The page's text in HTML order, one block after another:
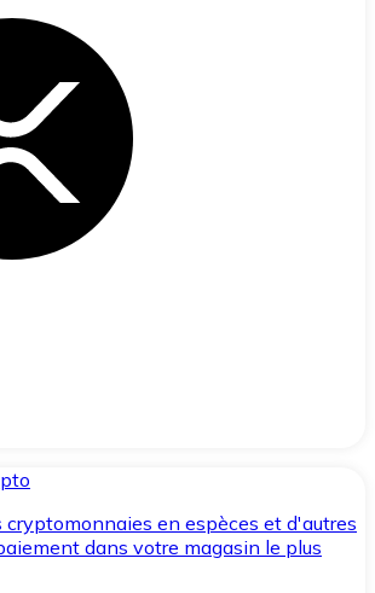
cryptomonnaies en espèces et d'autres
dans votre magasin le plus